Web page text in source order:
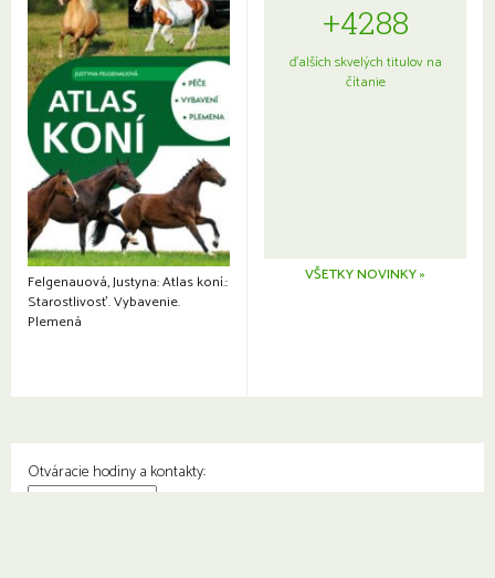
Felgenauová, Justyna: Atlas koní.:
Starostlivosť. Vybavenie.
Plemená
+4288
ďalších skvelých titulov na
čítanie
VŠETKY NOVINKY »
Otváracie hodiny a kontakty: